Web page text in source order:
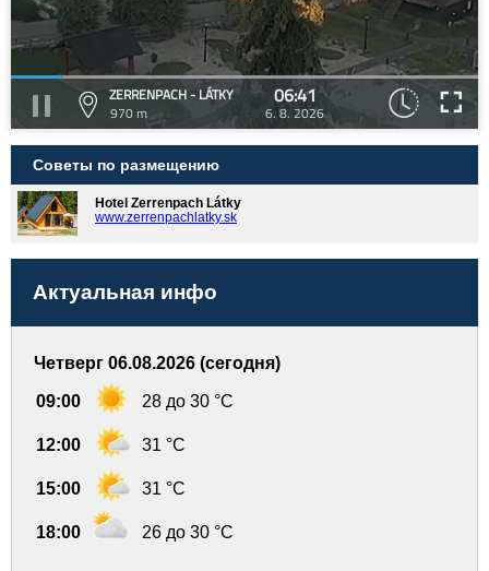
ZERRENPACH - LÁTKY
970 m
06:41
6. 8. 2026
Советы по размещению
Hotel Zerrenpach Látky
www.zerrenpachlatky.sk
Актуальная инфо
Четверг 06.08.2026 (сегодня)
09:00 28 до 30 °C
12:00 31 °C
15:00 31 °C
18:00 26 до 30 °C